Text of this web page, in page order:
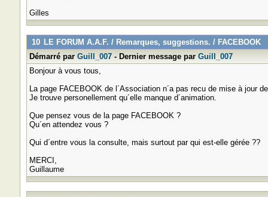
Gilles
10 LE FORUM A.A.F. / Remarques, suggestions. / FACEBOOK
Démarré par Guill_007- Dernier message par Guill_007
Bonjour à vous tous,
La page FACEBOOK de l´Association n´a pas recu de mise à jour
Je trouve personellement qu´elle manque d´animation.
Que pensez vous de la page FACEBOOK ?
Qu´en attendez vous ?
Qui d´entre vous la consulte, mais surtout par qui est-elle gérée ??
MERCI,
Guillaume